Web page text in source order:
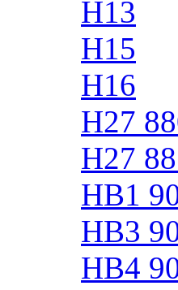
H13
H15
H16
H27
H27
HB1
HB3
HB4